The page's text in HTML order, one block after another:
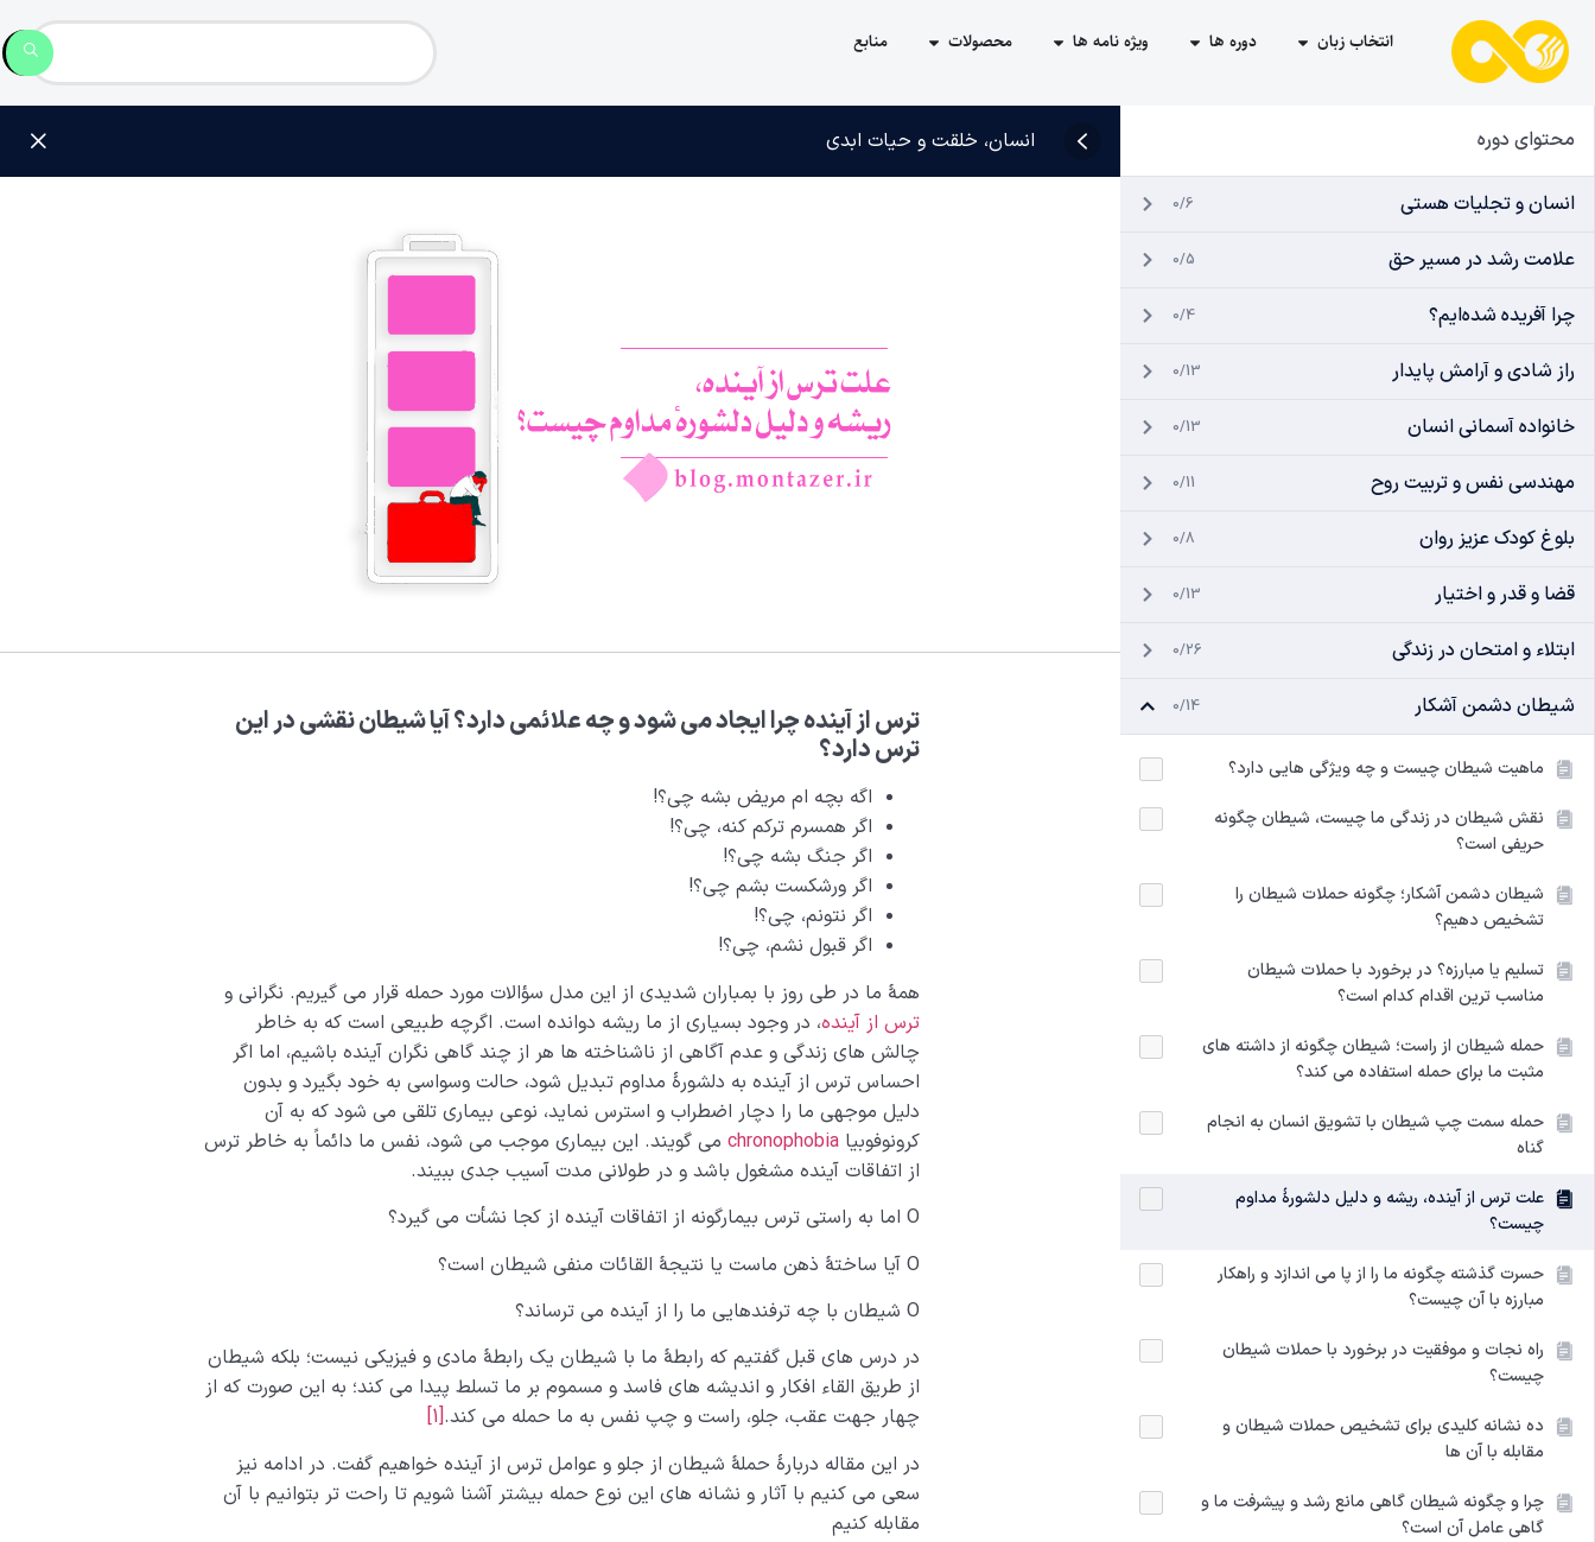
انتخاب زبان دوره ها ویژه نامه ها محصولات منابع
محتوای دوره
انسان و تجلیات هستی 0/6
علامت رشد در مسیر حق 0/5
چرا آفریده شده‌ایم؟ 0/4
راز شادی و آرامش پایدار 0/13
خانواده آسمانی انسان 0/13
مهندسی نفس و تربیت روح 0/11
بلوغ کودک عزیز روان 0/8
قضا و قدر و اختیار 0/13
ابتلاء و امتحان در زندگی 0/26
شیطان دشمن آشکار 0/14
ماهیت شیطان چیست و چه ویژگی‌ هایی دارد؟
نقش شیطان در زندگی ما چیست، شیطان چگونه
حریفی است؟
شیطان دشمن آشکار؛ چگونه حملات شیطان را
تشخیص دهیم؟
تسلیم یا مبارزه؟ در برخورد با حملات شیطان
مناسب‌ ترین اقدام کدام است؟
حمله شیطان از راست؛ شیطان چگونه از داشته های
مثبت ما برای حمله استفاده می کند؟
حمله سمت چپ شیطان با تشویق انسان به انجام
گناه
علت ترس از آینده، ریشه و دلیل دلشورۀ مداوم
چیست؟
حسرت گذشته چگونه ما را از پا می اندازد و راهکار
مبارزه با آن چیست؟
راه نجات و موفقیت در برخورد با حملات شیطان
چیست؟
ده نشانه کلیدی برای تشخیص حملات شیطان و
مقابله با آن ها
چرا و چگونه شیطان گاهی مانع رشد و پیشرفت ما و
گاهی عامل آن است؟
انسان، خلقت و حیات ابدی
ترس از آینده چرا ایجاد می‌ شود و چه علائمی دارد؟ آیا شیطان نقشی در این
ترس دارد؟
اگه بچه ام مریض بشه چی؟!
اگر همسرم ترکم کنه، چی؟!
اگر جنگ بشه چی؟!
اگر ورشکست بشم چی؟!
اگر نتونم، چی؟!
اگر قبول نشم، چی؟!
همۀ ما در طی روز با بمباران شدیدی از این مدل سؤالات مورد حمله قرار می گیریم. نگرانی و
ترس از آینده، در وجود بسیاری از ما ریشه دوانده است. اگرچه طبیعی است که به خاطر
چالش های زندگی و عدم آگاهی از ناشناخته ها هر از چند گاهی نگران آینده باشیم، اما اگر
احساس ترس از آینده به دلشورۀ مداوم تبدیل شود، حالت وسواسی به خود بگیرد و بدون
دلیل موجهی ما را دچار اضطراب و استرس نماید، نوعی بیماری تلقی می شود که به آن
کرونوفوبیاchronophobia می گویند. این بیماری موجب می شود، نفس ما دائماً به خاطر ترس
از اتفاقات آینده مشغول باشد و در طولانی مدت آسیب جدی ببیند.
O اما به راستی ترس بیمارگونه از اتفاقات آینده از کجا نشأت می گیرد؟
O آیا ساختۀ ذهن ماست یا نتیجۀ القائات منفی شیطان است؟
O شیطان با چه ترفندهایی ما را از آینده می ترساند؟
در درس های قبل گفتیم که رابطۀ ما با شیطان یک رابطۀ مادی و فیزیکی نیست؛ بلکه شیطان
از طریق القاء افکار و اندیشه های فاسد و مسموم بر ما تسلط پیدا می کند؛ به این صورت که از
چهار جهت عقب، جلو، راست و چپ نفس به ما حمله می کند.[1]
در این مقاله دربارۀ حملۀ شیطان از جلو و عوامل ترس از آینده خواهیم گفت. در ادامه نیز
سعی می کنیم با آثار و نشانه های این نوع حمله بیشتر آشنا شویم تا راحت تر بتوانیم با آن
مقابله کنیم